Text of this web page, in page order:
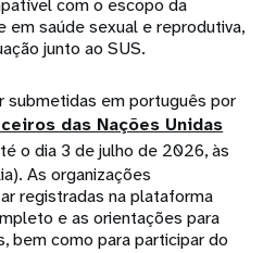
com o escopo da
em saúde sexual e reprodutiva,
junto ao SUS.
submetidas em português por
das Nações Unidas
o dia 3 de julho de 2026, às
As organizações
registradas na plataforma
e as orientações para
bem como para participar do